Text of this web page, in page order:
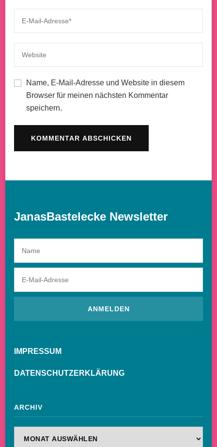
Name, E-Mail-Adresse und Website in diesem
Browser für meinen nächsten Kommentar
speichern.
JanasBastelecke Newsletter
IMPRESSUM
DATENSCHUTZERKLÄRUNG
ARCHIV